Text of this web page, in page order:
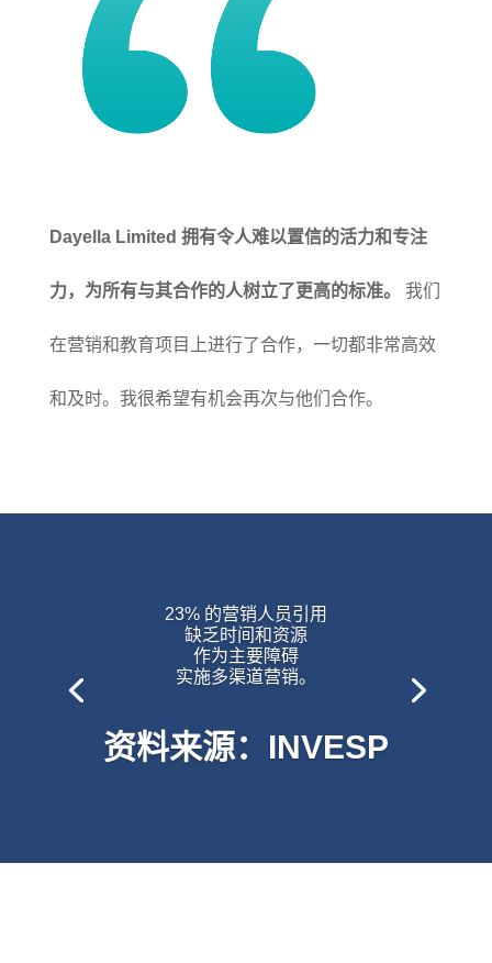
Dayella Limited 拥有令人难以置信的活力和专注
力，为所有与其合作的人树立了更高的标准。 我们
在营销和教育项目上进行了合作，一切都非常高效
和及时。我很希望有机会再次与他们合作。
23% 的营销人员引用
缺乏时间和资源
作为主要障碍
实施多渠道营销。
资料来源：INVESP